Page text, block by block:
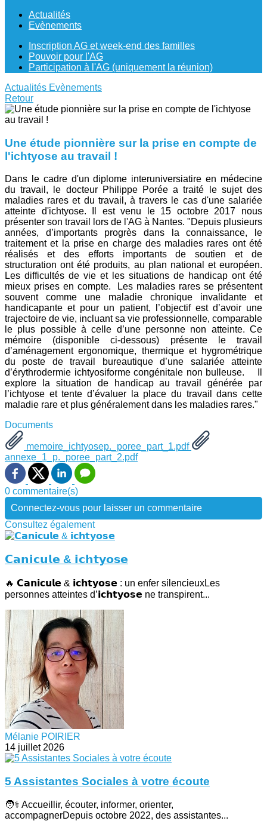
Actualités
Evènements
Inscription AG et week-end des familles
Pouvoir pour l'AG
Participation à l'AG (uniquement la réunion)
Actualités Evènements
Retour
Une étude pionnière sur la prise en compte de
l'ichtyose au travail !
Dans le cadre d'un diplome interuniversiatire en médecine
du travail, le docteur Philippe Porée a traité le sujet des
maladies rares et du travail, à travers le cas d'une salariée
atteinte d'ichtyose. Il est venu le 15 octobre 2017 nous
présenter son travail lors de l'AG à Nantes. "Depuis plusieurs
années, d’importants progrès dans la connaissance, le
traitement et la prise en charge des maladies rares ont été
réalisés et des efforts importants de soutien et de
structuration ont été produits, au plan national et européen.
Les difficultés de vie et les situations de handicap ont été
mieux prises en compte. Les maladies rares se présentent
souvent comme une maladie chronique invalidante et
handicapante et pour un patient, l’objectif est d’avoir une
trajectoire de vie, incluant sa vie professionnelle, comparable
le plus possible à celle d’une personne non atteinte. Ce
mémoire (disponible ci-dessous) présente le travail
d’aménagement ergonomique, thermique et hygrométrique
du poste de travail bureautique d’une salariée atteinte
d’érythrodermie ichtyosiforme congénitale non bulleuse. Il
explore la situation de handicap au travail générée par
l’ichtyose et tente d’évaluer la place du travail dans cette
maladie rare et plus généralement dans les maladies rares."
Documents
memoire_ichtyosep._poree_part_1.pdf
annexe_1_p._poree_part_2.pdf
0 commentaire(s)
Connectez-vous pour laisser un commentaire
Consultez également
𝗖𝗮𝗻𝗶𝗰𝘂𝗹𝗲 & 𝗶𝗰𝗵𝘁𝘆𝗼𝘀𝗲
🔥 𝗖𝗮𝗻𝗶𝗰𝘂𝗹𝗲 & 𝗶𝗰𝗵𝘁𝘆𝗼𝘀𝗲 : un enfer silencieuxLes
personnes atteintes d’𝗶𝗰𝗵𝘁𝘆𝗼𝘀𝗲 ne transpirent...
Mélanie POIRIER
14 juillet 2026
5 Assistantes Sociales à votre écoute
🧑⚕️ Accueillir, écouter, informer, orienter,
accompagnerDepuis octobre 2022, des assistantes...